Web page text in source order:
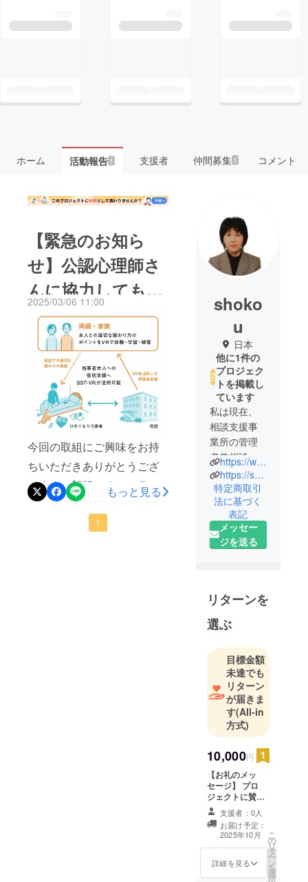
ホーム 活動報告1 支援者 仲間募集 1 コメント
【緊急のお知ら
せ】公認心理師さ
んに協力してもら
ます！
2025/03/06 11:00
今回の取組にご興味をお持
ちいただきありがとうござ
います。朗報です！！公認
心理師・精神福祉士・社会
福祉士・キャリアコンサル
もっと見る
1
shoko
u
日本
他に1件の
プロジェク
トを掲載し
ています
私は現在、
相談支援事
業所の管理
者兼相談支
援専門員と
して、障害
福祉分野で
の支援に携
わっていま
す。元々は
間、税理士
補助業務や
社会保険手
管理など総
務・経理を
担当してお
りました
が、8年目に
心身の不調
つ病を発
症。半年の
休職を経て
退職し、そ
の後は治療
に専念しま
した。
https://wakaba-soudan.jimdofree.com/
https://soudansienjigyousyowakaba.jimdosite.com/
特定商取引
法に基づく
表記
メッセー
ジを送る
リターンを
選ぶ
目標金額
未達でも
リターン
が届きま
す(All-in
方式)
10,000円
【お礼のメッ
セージ】 プロ
ジェクトに賛同
いただきありが
とうございま
す。 今回の企画
にリターンはお
礼のメッセージ
と９月と４月の
支援者：0人
お届け予定：
2025年10月
詳細を見る
こ
の
リ
タ
ー
ン
を
選
択